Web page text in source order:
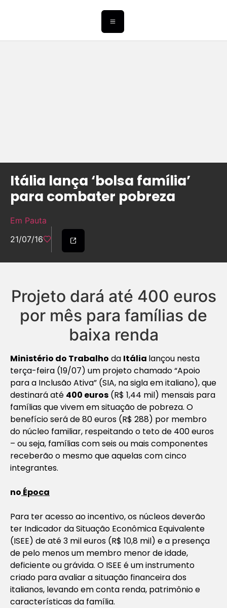
Itália lança ‘bolsa família’
para combater pobreza
Em Pauta
21/07/16
Projeto dará até 400 euros
por mês para famílias de
baixa renda
Ministério do Trabalho da Itália lançou nesta
terça-feira (19/07) um projeto chamado “Apoio
para a Inclusão Ativa” (SIA, na sigla em italiano), que
destinará até 400 euros (R$ 1,44 mil) mensais para
famílias que vivem em situação de pobreza. O
benefício será de 80 euros (R$ 288) por membro
do núcleo familiar, respeitando o teto de 400 euros
– ou seja, famílias com seis ou mais componentes
receberão o mesmo que aquelas com cinco
integrantes.
no Época
Para ter acesso ao incentivo, os núcleos deverão
ter Indicador da Situação Econômica Equivalente
(ISEE) de até 3 mil euros (R$ 10,8 mil) e a presença
de pelo menos um membro menor de idade,
deficiente ou grávida. O ISEE é um instrumento
criado para avaliar a situação financeira dos
italianos, levando em conta renda, patrimônio e
características da família.